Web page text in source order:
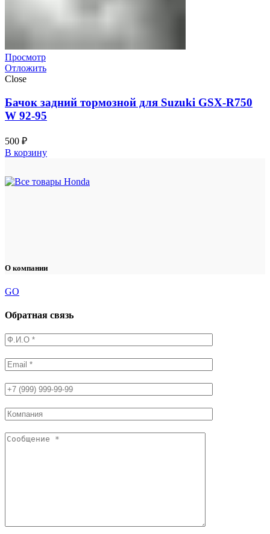
Просмотр
Отложить
Close
Бачок задний тормозной для Suzuki GSX-R750
W 92-95
500 ₽
В корзину
О компании
GO
Обратная связь